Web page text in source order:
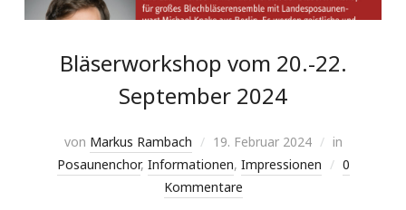
Bläserworkshop vom 20.-22.
September 2024
von Markus Rambach 19. Februar 2024
in
Posaunenchor, Informationen, Impressionen
0
Kommentare